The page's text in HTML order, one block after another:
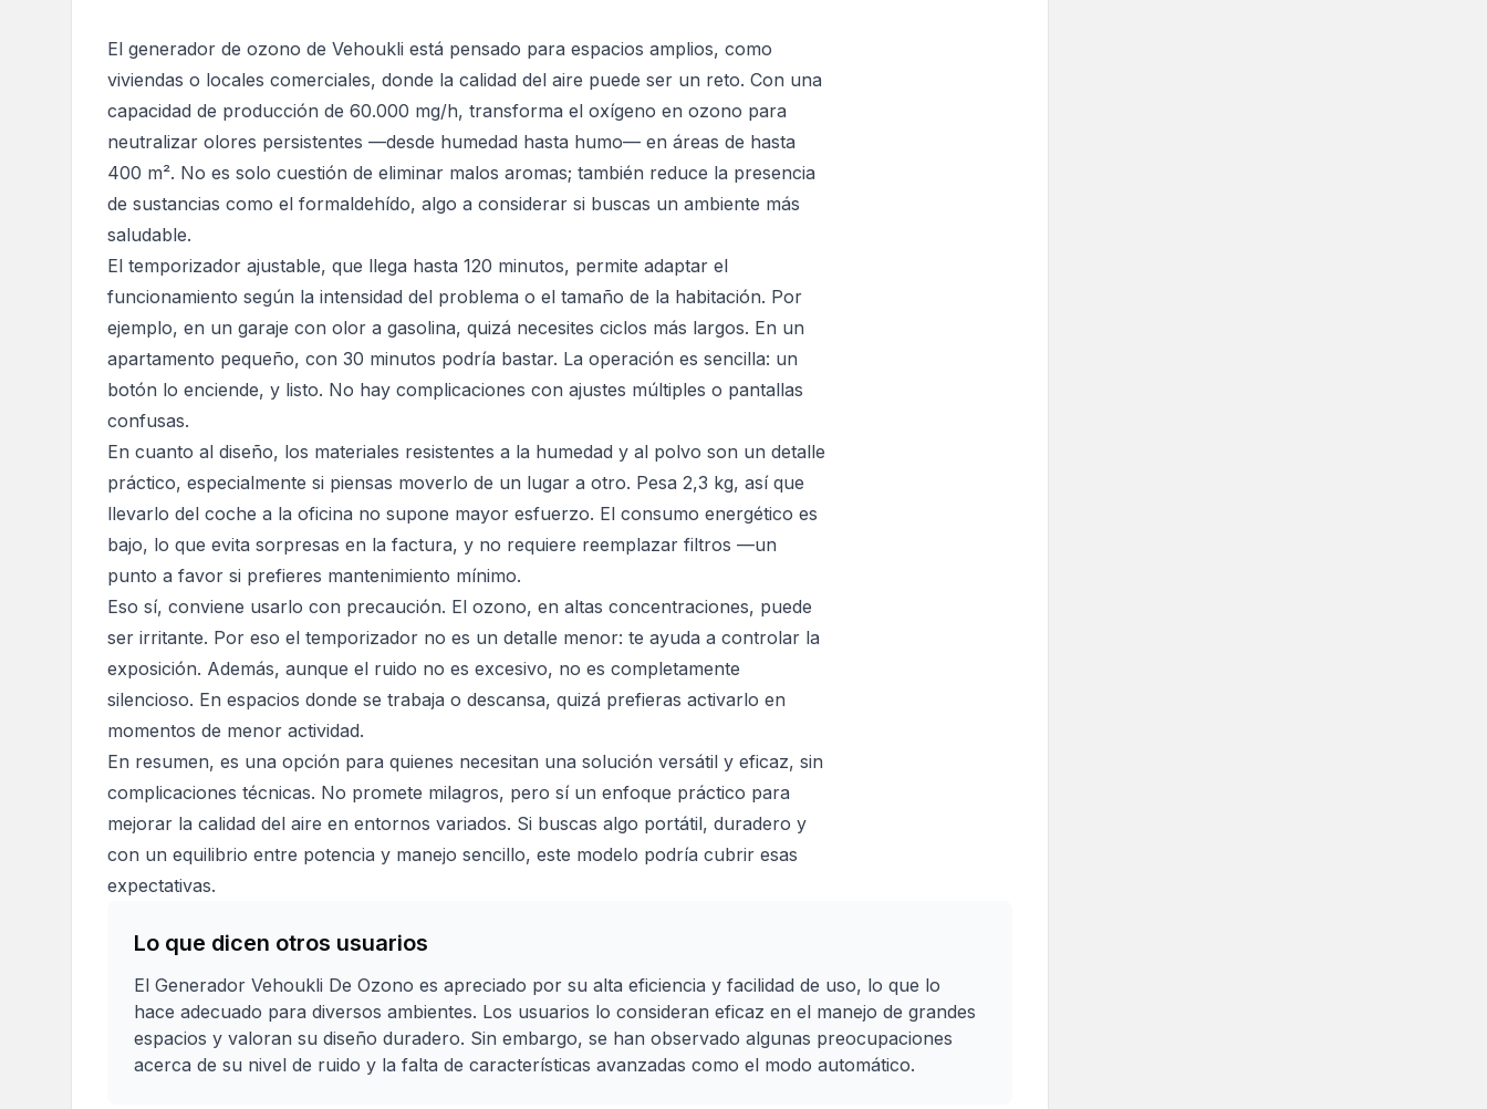
El generador de ozono de Vehoukli está pensado para espacios amplios, como
viviendas o locales comerciales, donde la calidad del aire puede ser un reto. Con una
capacidad de producción de 60.000 mg/h, transforma el oxígeno en ozono para
neutralizar olores persistentes —desde humedad hasta humo— en áreas de hasta
400 m². No es solo cuestión de eliminar malos aromas; también reduce la presencia
de sustancias como el formaldehído, algo a considerar si buscas un ambiente más
saludable.
El temporizador ajustable, que llega hasta 120 minutos, permite adaptar el
funcionamiento según la intensidad del problema o el tamaño de la habitación. Por
ejemplo, en un garaje con olor a gasolina, quizá necesites ciclos más largos. En un
apartamento pequeño, con 30 minutos podría bastar. La operación es sencilla: un
botón lo enciende, y listo. No hay complicaciones con ajustes múltiples o pantallas
confusas.
En cuanto al diseño, los materiales resistentes a la humedad y al polvo son un detalle
práctico, especialmente si piensas moverlo de un lugar a otro. Pesa 2,3 kg, así que
llevarlo del coche a la oficina no supone mayor esfuerzo. El consumo energético es
bajo, lo que evita sorpresas en la factura, y no requiere reemplazar filtros —un
punto a favor si prefieres mantenimiento mínimo.
Eso sí, conviene usarlo con precaución. El ozono, en altas concentraciones, puede
ser irritante. Por eso el temporizador no es un detalle menor: te ayuda a controlar la
exposición. Además, aunque el ruido no es excesivo, no es completamente
silencioso. En espacios donde se trabaja o descansa, quizá prefieras activarlo en
momentos de menor actividad.
En resumen, es una opción para quienes necesitan una solución versátil y eficaz, sin
complicaciones técnicas. No promete milagros, pero sí un enfoque práctico para
mejorar la calidad del aire en entornos variados. Si buscas algo portátil, duradero y
con un equilibrio entre potencia y manejo sencillo, este modelo podría cubrir esas
expectativas.
Lo que dicen otros usuarios
El Generador Vehoukli De Ozono es apreciado por su alta eficiencia y facilidad de uso, lo que lo
hace adecuado para diversos ambientes. Los usuarios lo consideran eficaz en el manejo de grandes
espacios y valoran su diseño duradero. Sin embargo, se han observado algunas preocupaciones
acerca de su nivel de ruido y la falta de características avanzadas como el modo automático.